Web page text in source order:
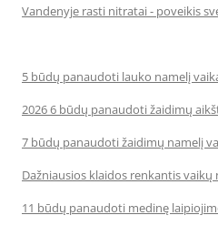
Vandenyje rasti nitratai - poveikis
5 būdų panaudoti lauko namelį
2026 6 būdų panaudoti žaidimų
7 būdų panaudoti žaidimų namelį
Dažniausios klaidos renkantis vaikų
11 būdų panaudoti medinę